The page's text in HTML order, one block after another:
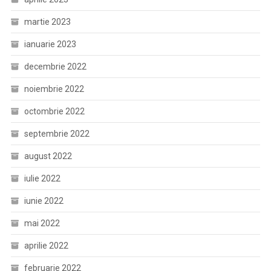
martie 2023
ianuarie 2023
decembrie 2022
noiembrie 2022
octombrie 2022
septembrie 2022
august 2022
iulie 2022
iunie 2022
mai 2022
aprilie 2022
februarie 2022